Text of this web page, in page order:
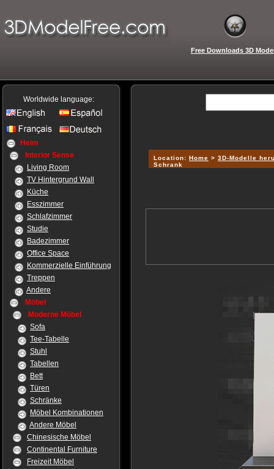
Free Downloads 3D
Worldwide language:
Heim
Interior Sense
Living Room
TV Hintergrund Wall
Küche
Esszimmer
Schlafzimmer
Studie
Badezimmer
Office Space
Kommerzielle Einführung
Treppen
Andere
Möbel
Moderne Möbel
Sofa
Tee-Tabelle
Stuhl
Tabellen
Bett
Türen
Schränke
Möbel Kombinationen
Andere Möbel
Chinesische Möbel
Continental Furniture
Freizeit Möbel
Location: Home > 3D-Modelle
Schrank